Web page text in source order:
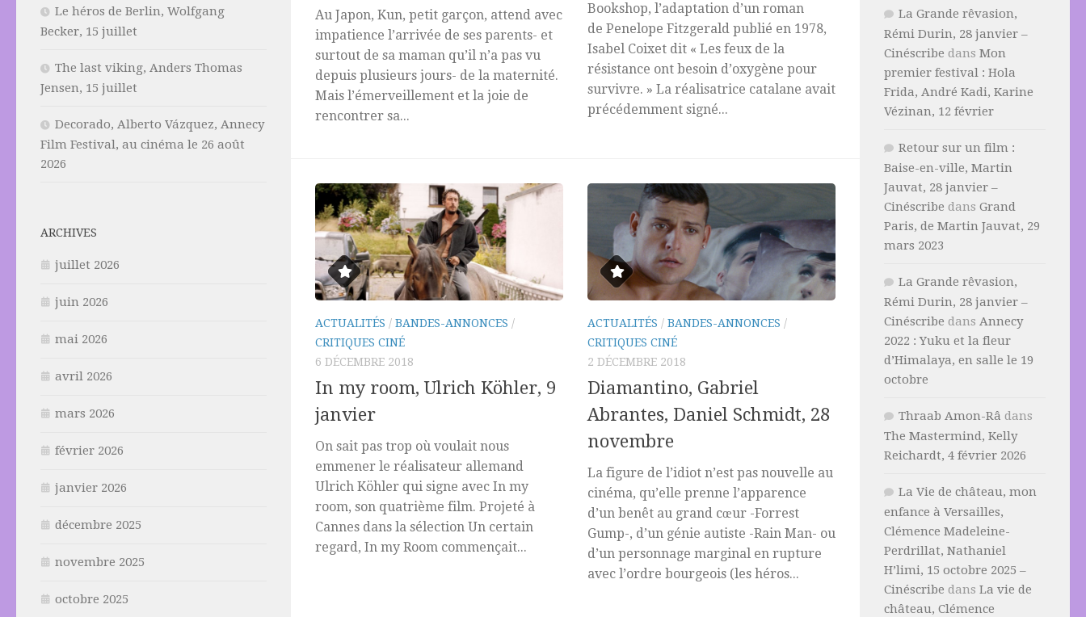
Au Japon, Kun, petit garçon, attend avec
impatience l’arrivée de ses parents- et
surtout de sa maman qu’il n’a pas vu
depuis plusieurs jours- de la maternité.
Mais l’émerveillement et la joie de
rencontrer sa...
Bookshop, l’adaptation d’un roman
de Penelope Fitzgerald publié en 1978,
Isabel Coixet dit « Les feux de la
résistance ont besoin d’oxygène pour
survivre. » La réalisatrice catalane avait
précédemment signé...
ACTUALITÉS / BANDES-ANNONCES /
CRITIQUES CINÉ
6 DÉCEMBRE 2018
In my room, Ulrich Köhler, 9
janvier
On sait pas trop où voulait nous
emmener le réalisateur allemand
Ulrich Köhler qui signe avec In my
room, son quatrième film. Projeté à
Cannes dans la sélection Un certain
regard, In my Room commençait...
ACTUALITÉS / BANDES-ANNONCES /
CRITIQUES CINÉ
2 DÉCEMBRE 2018
Diamantino, Gabriel
Abrantes, Daniel Schmidt, 28
novembre
La figure de l’idiot n’est pas nouvelle au
cinéma, qu’elle prenne l’apparence
d’un benêt au grand cœur -Forrest
Gump-, d’un génie autiste -Rain Man- ou
d’un personnage marginal en rupture
avec l’ordre bourgeois (les héros...
Le héros de Berlin, Wolfgang
Becker, 15 juillet
The last viking, Anders Thomas
Jensen, 15 juillet
Decorado, Alberto Vázquez, Annecy
Film Festival, au cinéma le 26 août
2026
ARCHIVES
juillet 2026
juin 2026
mai 2026
avril 2026
mars 2026
février 2026
janvier 2026
décembre 2025
novembre 2025
octobre 2025
La Grande rêvasion,
Rémi Durin, 28 janvier –
Cinéscribe dans Mon
premier festival : Hola
Frida, André Kadi, Karine
Vézinan, 12 février
Retour sur un film :
Baise-en-ville, Martin
Jauvat, 28 janvier –
Cinéscribe dans Grand
Paris, de Martin Jauvat, 29
mars 2023
La Grande rêvasion,
Rémi Durin, 28 janvier –
Cinéscribe dans Annecy
2022 : Yuku et la fleur
d’Himalaya, en salle le 19
octobre
Thraab Amon-Râ dans
The Mastermind, Kelly
Reichardt, 4 février 2026
La Vie de château, mon
enfance à Versailles,
Clémence Madeleine-
Perdrillat, Nathaniel
H’limi, 15 octobre 2025 –
Cinéscribe dans La vie de
château, Clémence